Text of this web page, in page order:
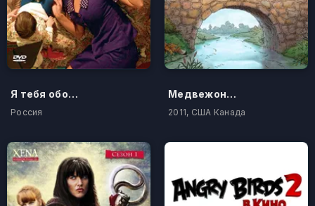
Я тебя обожаю
Россия
Медвежонок Винни и его друзья
2011, США Канада